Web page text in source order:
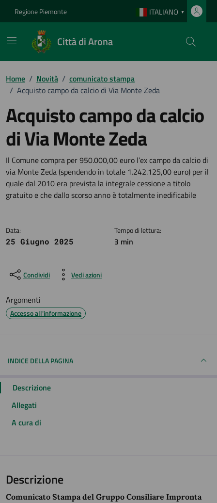
Regione Piemonte ITALIANO ▼
Città di Arona
Home / Novità / comunicato stampa
/ Acquisto campo da calcio di Via Monte Zeda
Acquisto campo da calcio
di Via Monte Zeda
Dettagli della notizia
Il Comune compra per 950.000,00 euro l’ex campo da calcio di
via Monte Zeda (spendendo in totale 1.242.125,00 euro) per il
quale dal 2010 era prevista la integrale cessione a titolo
gratuito e che dallo scorso anno è totalmente inedificabile
Data:
25 Giugno 2025
Tempo di lettura:
3 min
Condividi Vedi azioni
Argomenti
Accesso all'informazione
INDICE DELLA PAGINA
Descrizione
Allegati
A cura di
Descrizione
Comunicato Stampa del Gruppo Consiliare Impronta